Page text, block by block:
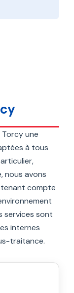
une
à tous
nous avons
compte
services sont
internes
traitance.